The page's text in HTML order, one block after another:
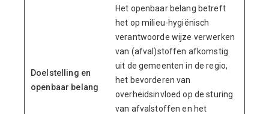
Doelstelling en
openbaar belang
Het openbaar belang betreft
het op milieu-hygiënisch
verantwoorde wijze verwerken
van (afval)stoffen afkomstig
uit de gemeenten in de regio,
het bevorderen van
overheidsinvloed op de sturing
van afvalstoffen en het